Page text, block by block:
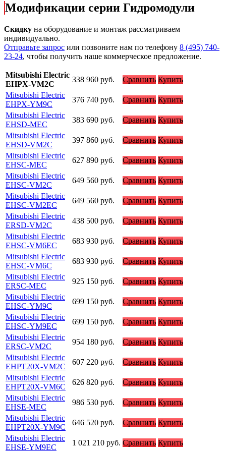
Модификации серии Гидромодули
Скидку на оборудование и монтаж рассматриваем
индивидуально.
Отправьте запрос или позвоните нам по телефону 8 (495) 740-
23-24, чтобы получить наше коммерческое предложение.
Mitsubishi Electric
EHPX-VM2C
338 960 руб. Сравнить Купить
Mitsubishi Electric
EHPX-YM9C
376 740 руб. Сравнить Купить
Mitsubishi Electric
EHSD-MEC
383 690 руб. Сравнить Купить
Mitsubishi Electric
EHSD-VM2C
397 860 руб. Сравнить Купить
Mitsubishi Electric
EHSC-MEC
627 890 руб. Сравнить Купить
Mitsubishi Electric
EHSC-VM2C
649 560 руб. Сравнить Купить
Mitsubishi Electric
EHSC-VM2EC
649 560 руб. Сравнить Купить
Mitsubishi Electric
ERSD-VM2C
438 500 руб. Сравнить Купить
Mitsubishi Electric
EHSC-VM6EC
683 930 руб. Сравнить Купить
Mitsubishi Electric
EHSC-VM6C
683 930 руб. Сравнить Купить
Mitsubishi Electric
ERSC-MEC
925 150 руб. Сравнить Купить
Mitsubishi Electric
EHSC-YM9C
699 150 руб. Сравнить Купить
Mitsubishi Electric
EHSC-YM9EC
699 150 руб. Сравнить Купить
Mitsubishi Electric
ERSC-VM2C
954 180 руб. Сравнить Купить
Mitsubishi Electric
EHPT20X-VM2C
607 220 руб. Сравнить Купить
Mitsubishi Electric
EHPT20X-VM6C
626 820 руб. Сравнить Купить
Mitsubishi Electric
EHSE-MEC
986 530 руб. Сравнить Купить
Mitsubishi Electric
EHPT20X-YM9C
646 520 руб. Сравнить Купить
Mitsubishi Electric
EHSE-YM9EC
1 021 210 руб. Сравнить Купить